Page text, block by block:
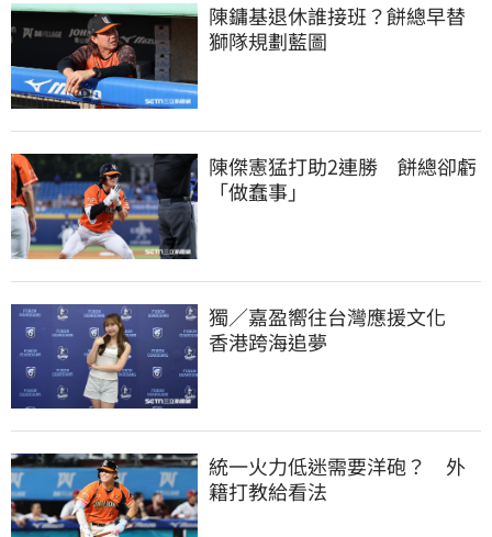
陳鏞基退休誰接班？餅總早替
獅隊規劃藍圖
陳傑憲猛打助2連勝　餅總卻虧
「做蠢事」
獨／嘉盈嚮往台灣應援文化
香港跨海追夢
統一火力低迷需要洋砲？　外
籍打教給看法